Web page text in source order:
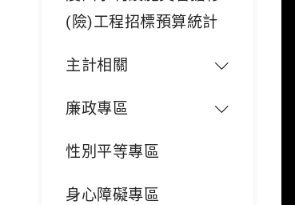
(險)工程招標預算統計
主計相關
廉政專區
性別平等專區
身心障礙專區